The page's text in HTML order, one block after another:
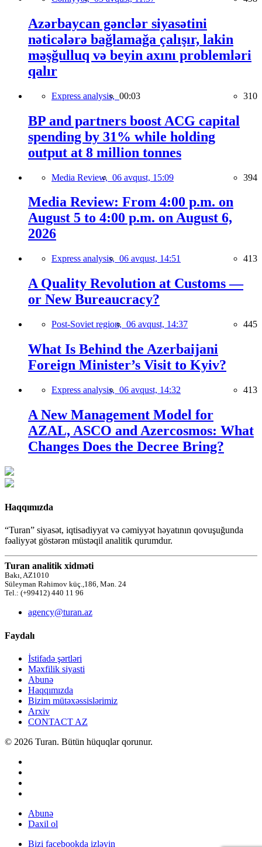
Azərbaycan gənclər siyasətini
nəticələrə bağlamağa çalışır, lakin
məşğulluq və beyin axını problemləri
qalır
Express analysis, 00:03 310
BP and partners boost ACG capital
spending by 31% while holding
output at 8 million tonnes
Media Review, 06 avqust, 15:09 394
Media Review: From 4:00 p.m. on
August 5 to 4:00 p.m. on August 6,
2026
Express analysis, 06 avqust, 14:51 413
A Quality Revolution at Customs —
or New Bureaucracy?
Post-Soviet region, 06 avqust, 14:37 445
What Is Behind the Azerbaijani
Foreign Minister’s Visit to Kyiv?
Express analysis, 06 avqust, 14:32 413
A New Management Model for
AZAL, ASCO and Azercosmos: What
Changes Does the Decree Bring?
Haqqımızda
“Turan” siyasət, iqtisadiyyat və cəmiyyət həyatının qovuşuğunda
fəaliyyət göstərən müstəqil analitik qurumdur.
Turan analitik xidməti
Bakı, AZ1010
Süleyman Rəhimov küç.,186, Mən. 24
Tel.: (+99412) 440 11 96
agency@turan.az
Faydalı
İstifadə şərtləri
Məxfilik siyasti
Abunə
Haqqımızda
Bizim mütəxəssislərimiz
Arxiv
CONTACT AZ
© 2026 Turan. Bütün hüquqlar qorunur.
Abunə
Daxil ol
Bizi facebookda izləyin